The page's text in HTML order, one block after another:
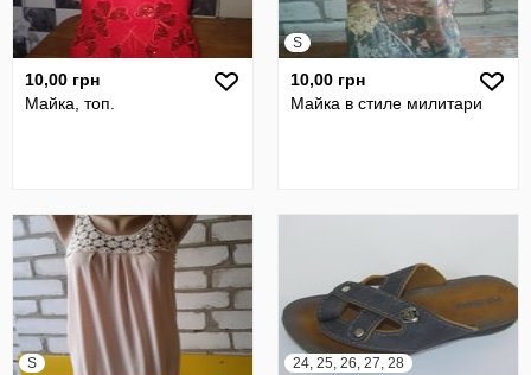
10,00 грн
Майка, топ.
S
10,00 грн
Майка в стиле милитари
S 24, 25, 26, 27, 28